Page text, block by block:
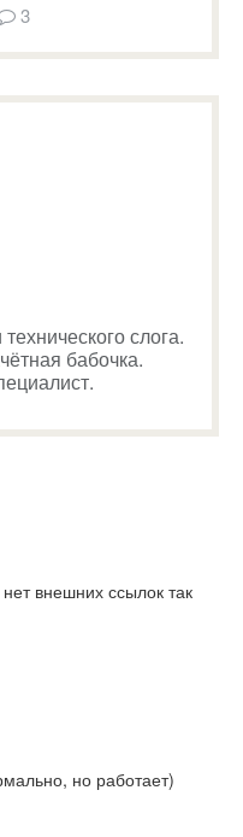
3
слога.
бабочка.
внешних ссылок так
но работает)